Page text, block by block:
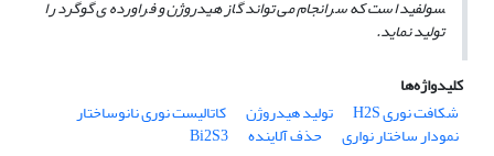
سولفید است که سرانجام می­ تواند گاز هیدروژن و فراورده ­ی گوگرد را
تولید نماید.
کلیدواژه‌ها
شکافت نوری H2S
تولید هیدروژن کاتالیست نوری نانوساختار
نمودار ساختار نواری حذف آلاینده
Bi2S3